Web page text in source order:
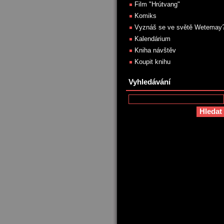
Film "Hrútvang"
Komiks
Vyznáš se ve světě
Kalendárium
Kniha návštěv
Koupit knihu
Vyhledávání